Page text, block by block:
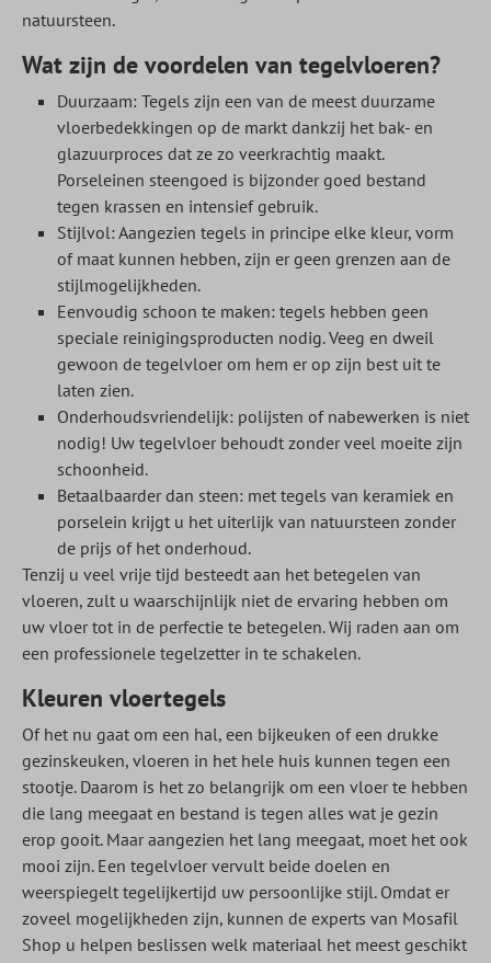
natuursteen.
Wat zijn de voordelen van tegelvloeren?
Duurzaam: Tegels zijn een van de meest duurzame
vloerbedekkingen op de markt dankzij het bak- en
glazuurproces dat ze zo veerkrachtig maakt.
Porseleinen steengoed is bijzonder goed bestand
tegen krassen en intensief gebruik.
Stijlvol: Aangezien tegels in principe elke kleur, vorm
of maat kunnen hebben, zijn er geen grenzen aan de
stijlmogelijkheden.
Eenvoudig schoon te maken: tegels hebben geen
speciale reinigingsproducten nodig. Veeg en dweil
gewoon de tegelvloer om hem er op zijn best uit te
laten zien.
Onderhoudsvriendelijk: polijsten of nabewerken is niet
nodig! Uw tegelvloer behoudt zonder veel moeite zijn
schoonheid.
Betaalbaarder dan steen: met tegels van keramiek en
porselein krijgt u het uiterlijk van natuursteen zonder
de prijs of het onderhoud.
Tenzij u veel vrije tijd besteedt aan het betegelen van
vloeren, zult u waarschijnlijk niet de ervaring hebben om
uw vloer tot in de perfectie te betegelen. Wij raden aan om
een professionele tegelzetter in te schakelen.
Kleuren vloertegels
Of het nu gaat om een hal, een bijkeuken of een drukke
gezinskeuken, vloeren in het hele huis kunnen tegen een
stootje. Daarom is het zo belangrijk om een vloer te hebben
die lang meegaat en bestand is tegen alles wat je gezin
erop gooit. Maar aangezien het lang meegaat, moet het ook
mooi zijn. Een tegelvloer vervult beide doelen en
weerspiegelt tegelijkertijd uw persoonlijke stijl. Omdat er
zoveel mogelijkheden zijn, kunnen de experts van Mosafil
Shop u helpen beslissen welk materiaal het meest geschikt